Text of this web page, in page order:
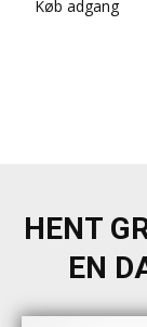
Køb adgang
HENT
EN